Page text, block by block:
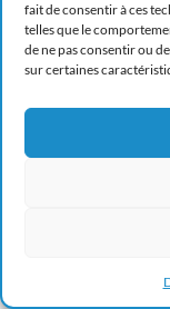
fait de consentir à ces
telles que le
de ne pas consentir ou
sur certaines